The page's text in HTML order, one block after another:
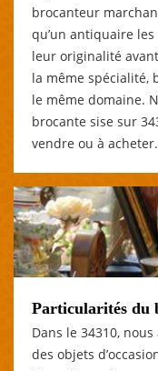
brocanteur
qu’un antiquaire
leur originalité
la même spécialité,
le même domaine.
brocante sise sur
vendre ou à acheter.
Particularités du
Dans le 34310,
des objets